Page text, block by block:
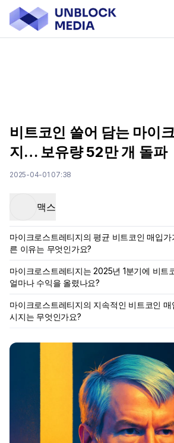
비트코인 쓸어 담는 마이
지… 보유량 52만 개 돌파
2025-04-01 07:38
맥스
마이크로스트레티지의 평균 비트코인 매입
른 이유는 무엇인가요?
마이크로스트레티지는 2025년 1분기에 비트
얼마나 수익을 올렸나요?
마이크로스트레티지의 지속적인 비트코인
시지는 무엇인가요?